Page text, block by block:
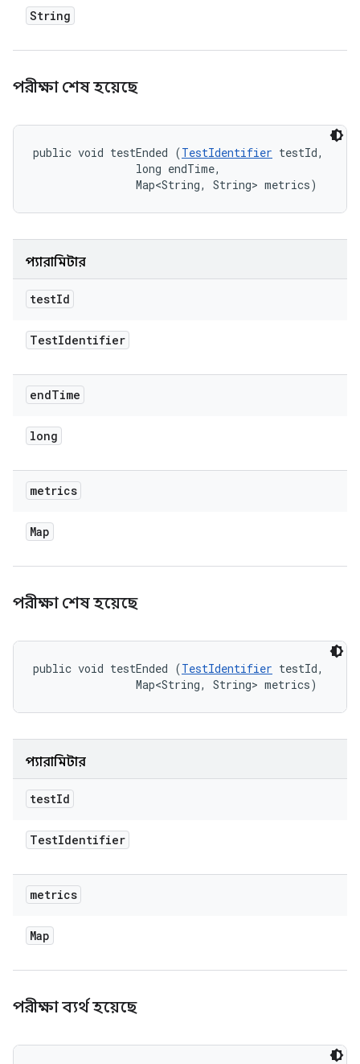
String
পরীক্ষা শেষ হয়েছে
public void testEnded (TestIdentifier testId,
                long endTime,
                Map<String, String> metrics)
প্যারামিটার
testId
TestIdentifier
endTime
long
metrics
Map
পরীক্ষা শেষ হয়েছে
public void testEnded (TestIdentifier testId,
                Map<String, String> metrics)
প্যারামিটার
testId
TestIdentifier
metrics
Map
পরীক্ষা ব্যর্থ হয়েছে